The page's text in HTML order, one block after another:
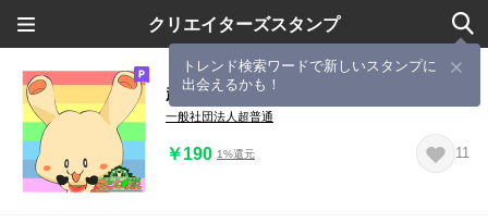
クリエイターズスタンプ
トレンド検索ワードで新しいスタンプに
出会えるかも！
超普通都市カシワ伝説
一般社団法人超普通
￥190 1%還元 11